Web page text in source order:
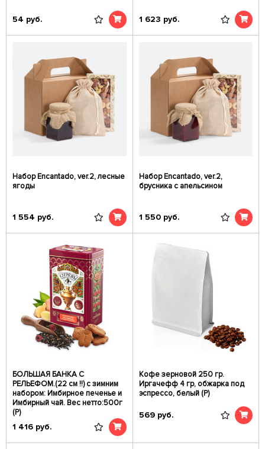
54 руб. 1 623 руб.
Набор Encantado, ver.2, лесные
ягоды
1 554 руб.
Набор Encantado, ver.2,
брусника с апельсином
1 550 руб.
БОЛЬШАЯ БАНКА С
РЕЛЬЕФОМ.(22 см !!) с зимним
набором: Имбирное печенье и
Имбирный чай. Вес нетто:500г
(Р)
1 416 руб.
Кофе зерновой 250 гр.
Иргачефф 4 гр, обжарка под
эспрессо, белый (Р)
569 руб.